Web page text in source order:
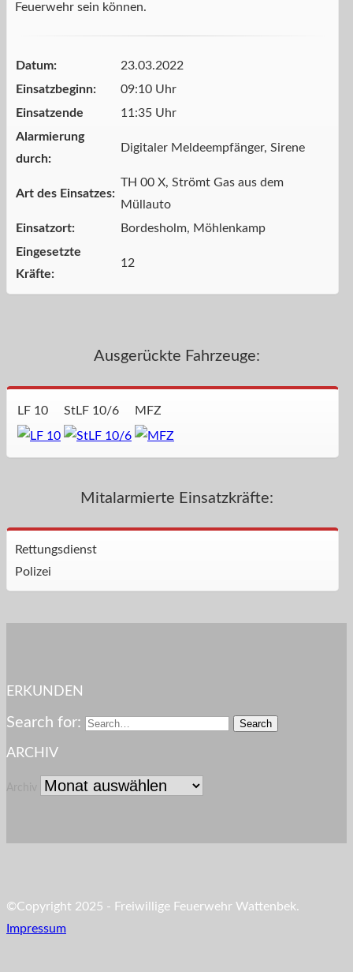
Feuerwehr sein können.
Datum:
23.03.2022
Einsatzbeginn:
09:10 Uhr
Einsatzende
11:35 Uhr
Alarmierung
durch:
Digitaler Meldeempfänger, Sirene
Art des Einsatzes:
TH 00 X, Strömt Gas aus dem
Müllauto
Einsatzort:
Bordesholm, Möhlenkamp
Eingesetzte
Kräfte:
12
Ausgerückte Fahrzeuge:
LF 10 StLF 10/6 MFZ
Mitalarmierte Einsatzkräfte:
Rettungsdienst
Polizei
ERKUNDEN
Search for:
ARCHIV
©Copyright 2025 - Freiwillige Feuerwehr Wattenbek.
Impressum